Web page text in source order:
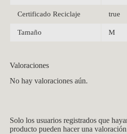
Certificado Reciclaje true
Tamaño M
Valoraciones
No hay valoraciones aún.
Solo los usuarios registrados que
producto pueden hacer una